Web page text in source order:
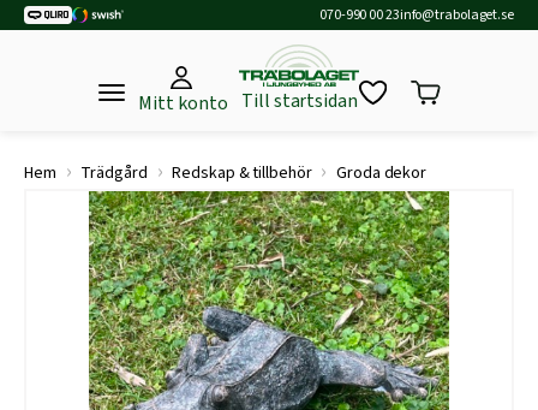
070-990 00 23info@trabolaget.se
Mitt konto Till startsidan
Hem › Trädgård › Redskap & tillbehör › Groda dekor